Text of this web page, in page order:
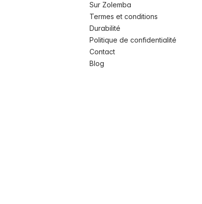
Sur Zolemba
Termes et conditions
Durabilité
Politique de confidentialité
Contact
Blog